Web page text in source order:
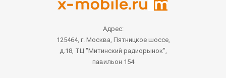
Адрес:
125464, г. Москва, Пятницкое шоссе,
д.18, ТЦ "Митинский радиорынок",
павильон 154